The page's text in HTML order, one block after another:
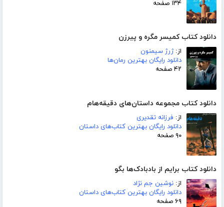
۱۳۴ صفحه
دانلود کتاب کمیسر مگره و پیرزن
از:ژرژ سیمنون
دانلود رایگان بهترین رمان‌ها
۴۲ صفحه
دانلود کتاب مجموعه داستان‌های دقیقه‌هام
از: فرزانه تقدیری
دانلود رایگان بهترین کتاب‌های داستان
۹۰ صفحه
دانلود کتاب برایم از بادبادک‌ها بگو
از: نوشین جم نژاد
دانلود رایگان بهترین کتاب‌های داستان
۶۹ صفحه